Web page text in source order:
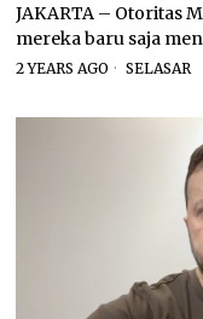
JAKARTA – Otoritas
mereka baru saja
2 YEARS AGO SELASAR